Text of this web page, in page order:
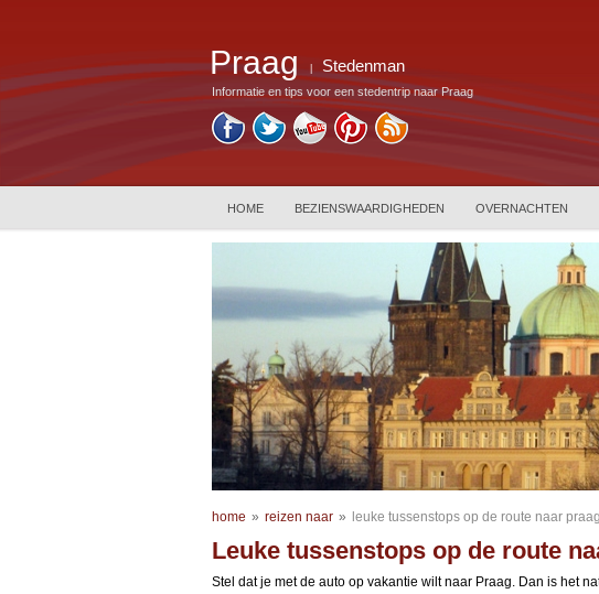
Praag Stedenman
Informatie en tips voor een stedentrip naar Praag
HOME BEZIENSWAARDIGHEDEN OVERNACHTEN
home » reizen naar » leuke tussenstops op de route naar praag
Leuke tussenstops op de route
Stel dat je met de auto op vakantie wilt naar Praag. Dan is het